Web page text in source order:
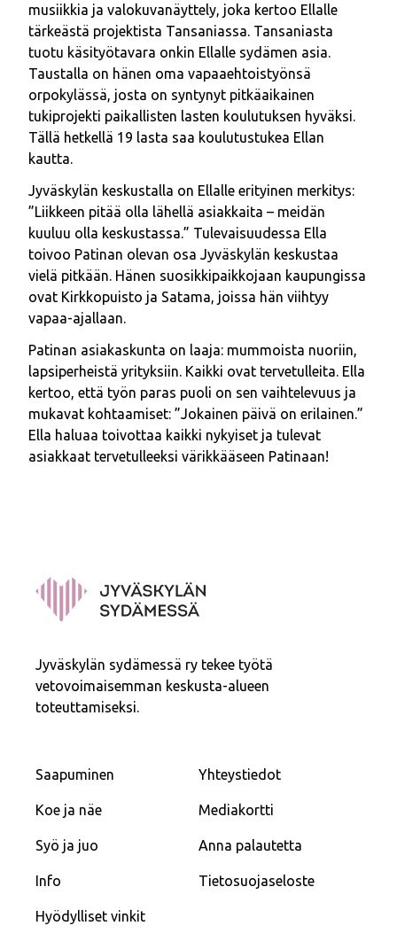
musiikkia ja valokuvanäyttely, joka kertoo Ellalle
tärkeästä projektista Tansaniassa. Tansaniasta
tuotu käsityötavara onkin Ellalle sydämen asia.
Taustalla on hänen oma vapaaehtoistyönsä
orpokylässä, josta on syntynyt pitkäaikainen
tukiprojekti paikallisten lasten koulutuksen hyväksi.
Tällä hetkellä 19 lasta saa koulutustukea Ellan
kautta.
Jyväskylän keskustalla on Ellalle erityinen merkitys:
”Liikkeen pitää olla lähellä asiakkaita – meidän
kuuluu olla keskustassa.” Tulevaisuudessa Ella
toivoo Patinan olevan osa Jyväskylän keskustaa
vielä pitkään. Hänen suosikkipaikkojaan kaupungissa
ovat Kirkkopuisto ja Satama, joissa hän viihtyy
vapaa-ajallaan.
Patinan asiakaskunta on laaja: mummoista nuoriin,
lapsiperheistä yrityksiin. Kaikki ovat tervetulleita. Ella
kertoo, että työn paras puoli on sen vaihtelevuus ja
mukavat kohtaamiset: ”Jokainen päivä on erilainen.”
Ella haluaa toivottaa kaikki nykyiset ja tulevat
asiakkaat tervetulleeksi värikkääseen Patinaan!
Jyväskylän sydämessä ry tekee työtä
vetovoimaisemman keskusta-alueen
toteuttamiseksi.
Saapuminen
Koe ja näe
Syö ja juo
Info
Hyödylliset vinkit
Yhteystiedot
Mediakortti
Anna palautetta
Tietosuojaseloste